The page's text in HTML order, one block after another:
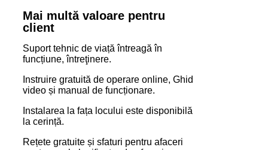
Mai multă valoare pentru
client
Suport tehnic de viață întreagă în
funcțiune, întreţinere.
Instruire gratuită de operare online, Ghid
video și manual de funcționare.
Instalarea la fața locului este disponibilă
la cerință.
Rețete gratuite și sfaturi pentru afaceri